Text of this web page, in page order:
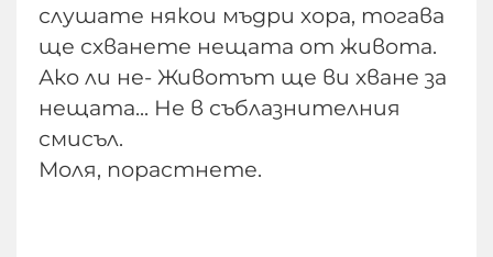
слушате някои мъдри хора, тогава
ще схванете нещата от живота.
Ако ли не- Животът ще ви хване за
нещата... Не в съблазнителния
смисъл.
Моля, порастнете.